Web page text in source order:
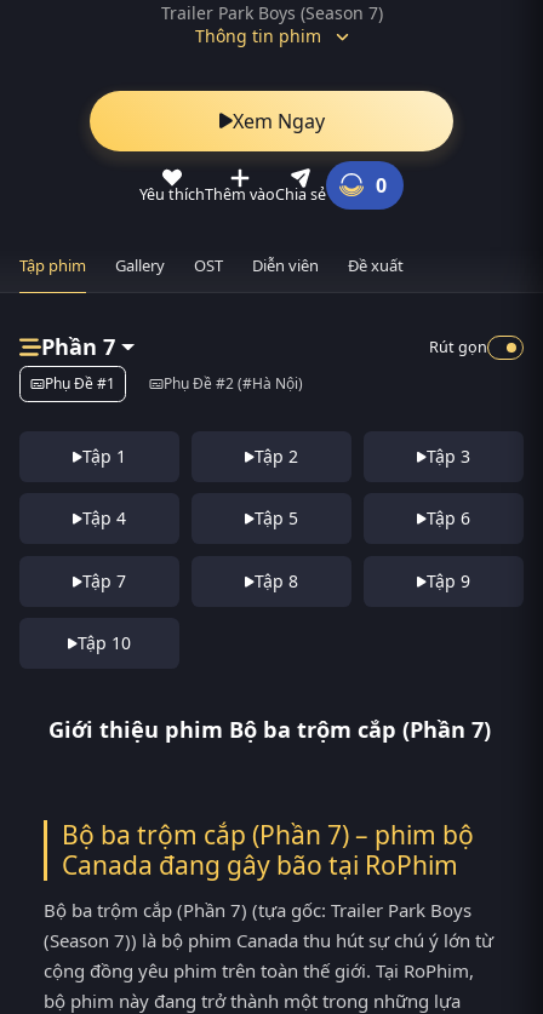
Trailer Park Boys (Season 7)
Thông tin phim
Xem Ngay
Yêu thíchThêm vàoChia sẻ 0
Tập phim Gallery OST Diễn viên Đề xuất
Phần 7
Phụ Đề #1 Phụ Đề #2 (#Hà Nội)
Rút gọn
Tập 1 Tập 2 Tập 3
Tập 4 Tập 5 Tập 6
Tập 7 Tập 8 Tập 9
Tập 10
Giới thiệu phim Bộ ba trộm cắp (Phần 7)
Bộ ba trộm cắp (Phần 7) – phim bộ
Canada đang gây bão tại RoPhim
Bộ ba trộm cắp (Phần 7) (tựa gốc: Trailer Park Boys
(Season 7)) là bộ phim Canada thu hút sự chú ý lớn từ
cộng đồng yêu phim trên toàn thế giới. Tại RoPhim,
bộ phim này đang trở thành một trong những lựa